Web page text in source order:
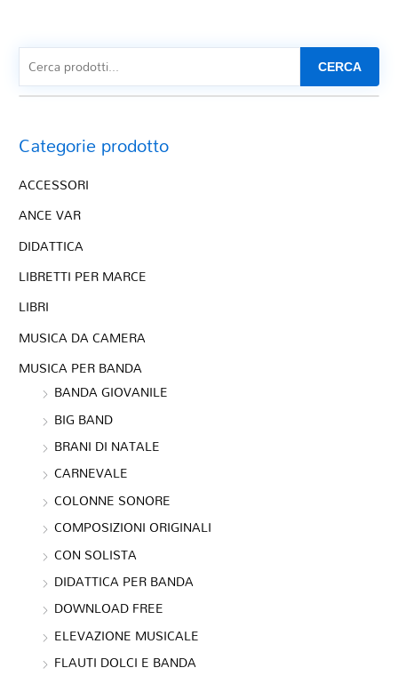
CERCA
Categorie prodotto
ACCESSORI
ANCE VAR
DIDATTICA
LIBRETTI PER MARCE
LIBRI
MUSICA DA CAMERA
MUSICA PER BANDA
BANDA GIOVANILE
BIG BAND
BRANI DI NATALE
CARNEVALE
COLONNE SONORE
COMPOSIZIONI ORIGINALI
CON SOLISTA
DIDATTICA PER BANDA
DOWNLOAD FREE
ELEVAZIONE MUSICALE
FLAUTI DOLCI E BANDA